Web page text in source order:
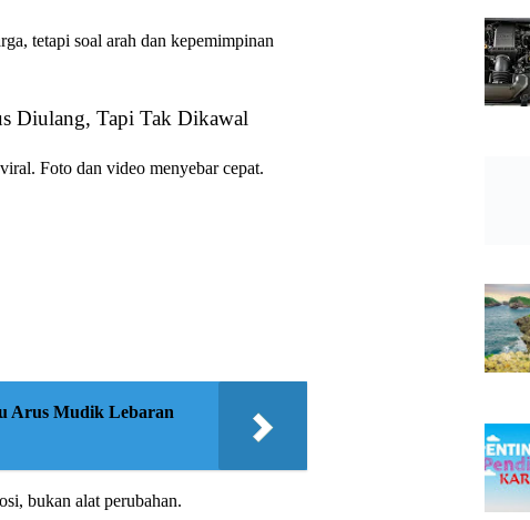
tetapi soal arah dan kepemimpinan
Diulang, Tapi Tak Dikawal
Foto dan video menyebar cepat.
Arus Mudik Lebaran
bukan alat perubahan.